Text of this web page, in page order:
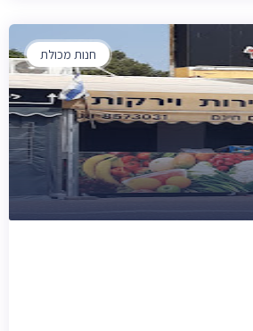
חנות מכולת